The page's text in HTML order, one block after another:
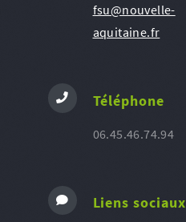
fsu@nouvelle-
aquitaine.fr
Téléphone
06.45.46.74.94
Liens sociaux